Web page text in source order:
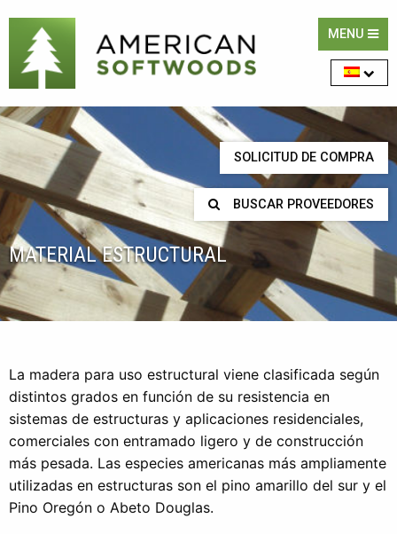
MENU
SOLICITUD DE COMPRA
BUSCAR PROVEEDORES
MATERIAL ESTRUCTURAL
La madera para uso estructural viene clasificada según
distintos grados en función de su resistencia en
sistemas de estructuras y aplicaciones residenciales,
comerciales con entramado ligero y de construcción
más pesada. Las especies americanas más ampliamente
utilizadas en estructuras son el pino amarillo del sur y el
Pino Oregón o Abeto Douglas.